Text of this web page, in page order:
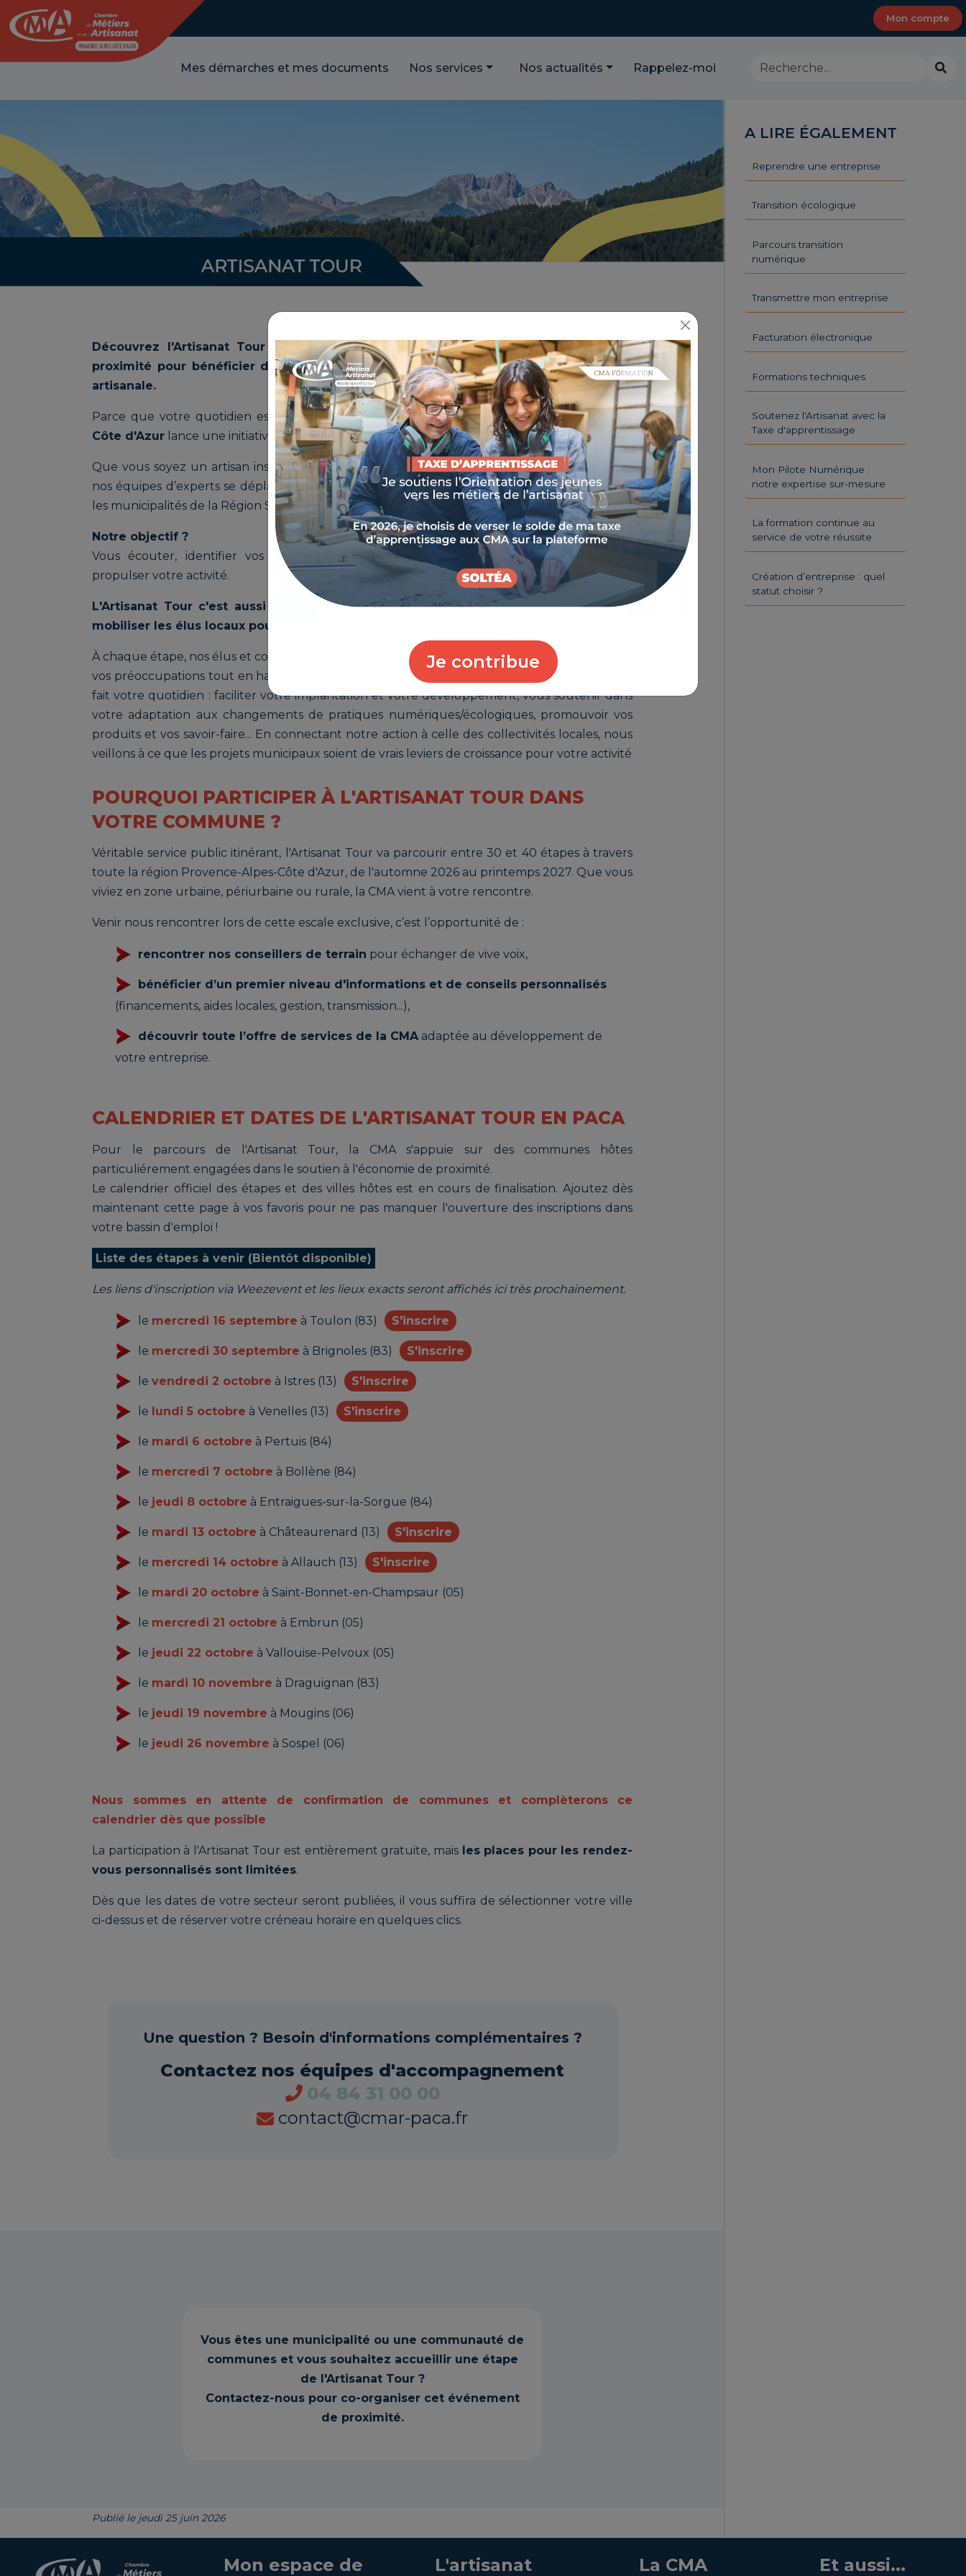
Mon compte
Mes démarches et mes documents Nos services Nos actualités Rappelez-moi
Rechercher
dans
CMA
Alpes-
Je contribue
Découvrez l'Artisanat Tour de la CMA Provence-Alpes-Côte d'Azur. 40 étapes de
proximité pour bénéficier de conseils d'experts gratuits et booster votre entreprise
artisanale.
Parce que votre quotidien est au cœur de nos préoccupations, laCMA Provence-Alpes-
Côte d'Azur lance une initiative inédite : L'Artisanat Tour.
Que vous soyez un artisan installé ou un porteur de projet en pleine création d’entreprise,
nos équipes d’experts se déplacent au plus près de chez vous, en collaboration étroite avec
les municipalités de la Région Sud.
Notre objectif ?
Vous écouter, identifier vos besoins et vous proposer des solutions sur-mesure pour
propulser votre activité.
L'Artisanat Tour c'est aussi l'occasion pour la CMA de faire entendre votre voix et
mobiliser les élus locaux pour votre quotidien !
À chaque étape, nos élus et collaborateurs iront à la rencontre de vos élus locaux pour placer
vos préoccupations tout en haut de leur agenda et sensibiliser les décideurs publics à ce qui
fait votre quotidien : faciliter votre implantation et votre développement, vous soutenir dans
votre adaptation aux changements de pratiques numériques/écologiques, promouvoir vos
produits et vos savoir-faire... En connectant notre action à celle des collectivités locales, nous
veillons à ce que les projets municipaux soient de vrais leviers de croissance pour votre activité
POURQUOI PARTICIPER À L'ARTISANAT TOUR DANS
VOTRE COMMUNE ?
Véritable service public itinérant, l'Artisanat Tour va parcourir entre 30 et 40 étapes à travers
toute la région Provence-Alpes-Côte d'Azur, de l'automne 2026 au printemps 2027. Que vous
viviez en zone urbaine, périurbaine ou rurale, la CMA vient à votre rencontre.
Venir nous rencontrer lors de cette escale exclusive, c’est l’opportunité de :
rencontrer nos conseillers de terrain pour échanger de vive voix,
bénéficier d’un premier niveau d'informations et de conseils personnalisés
(financements, aides locales, gestion, transmission...),
découvrir toute l’offre de services de la CMAadaptée au développement de
votre entreprise.
CALENDRIER ET DATES DE L'ARTISANAT TOUR EN PACA
Pour le parcours de l'Artisanat Tour, la CMA s'appuie sur des communes hôtes
particuliérement engagées dans le soutien à l'économie de proximité.
Le calendrier officiel des étapes et des villes hôtes est en cours de finalisation. Ajoutez dès
maintenant cette page à vos favoris pour ne pas manquer l'ouverture des inscriptions dans
votre bassin d'emploi !
Liste des étapes à venir (Bientôt disponible)
Les liens d'inscription via Weezevent et les lieux exacts seront affichés ici très prochainement.
le mercredi 16 septembre à Toulon (83) S'inscrire
le mercredi 30 septembre à Brignoles (83) S'inscrire
le vendredi 2 octobre à Istres (13) S'inscrire
le lundi 5 octobre à Venelles (13) S'inscrire
le mardi 6 octobre à Pertuis (84)
le mercredi 7 octobre à Bollène (84)
le jeudi 8 octobre à Entraigues-sur-la-Sorgue (84)
le mardi 13 octobre à Châteaurenard (13) S'inscrire
le mercredi 14 octobre à Allauch (13) S'inscrire
le mardi 20 octobre à Saint-Bonnet-en-Champsaur (05)
le mercredi 21 octobre à Embrun (05)
le jeudi 22 octobre à Vallouise-Pelvoux (05)
le mardi 10 novembre à Draguignan (83)
le jeudi 19 novembre à Mougins (06)
le jeudi 26 novembre à Sospel (06)
Nous sommes en attente de confirmation de communes et complèterons ce
calendrier dès que possible
La participation à l'Artisanat Tour est entièrement gratuite, mais les places pour les rendez-
vous personnalisés sont limitées.
Dès que les dates de votre secteur seront publiées, il vous suffira de sélectionner votre ville
ci-dessus et de réserver votre créneau horaire en quelques clics.
Une question ? Besoin d'informations complémentaires ?
Contactez nos équipes d'accompagnement
04 84 31 00 00
contact@cmar-paca.fr
Vous êtes une municipalité ou une communauté de
communes et vous souhaitez accueillir une étape
de l'Artisanat Tour ?
Contactez-nous pour co-organiser cet événement
de proximité.
Publié le jeudi 25 juin 2026
A LIRE ÉGALEMENT
Reprendre une entreprise
Transition écologique
Parcours transition
numérique
Transmettre mon entreprise
Facturation électronique
Formations techniques
Soutenez l'Artisanat avec la
Taxe d'apprentissage
Mon Pilote Numérique :
notre expertise sur-mesure
La formation continue au
service de votre réussite
Création d’entreprise : quel
statut choisir ?
Mon espace de
L'artisanat
La CMA Et aussi...
Panneau de gestion des cookies